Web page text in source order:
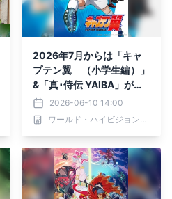
2026年7月からは「キャ
プテン翼 （小学生編）」
&「真･侍伝 YAIBA」が登
場！ BS12 トゥエルビ 深
夜アニメ枠「アニメ26」
で放送開始
2026-06-10 14:00
ワールド・ハイビジョン・チャンネル株式会社